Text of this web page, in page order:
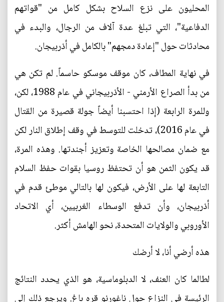
المحليون على نزع السلاح بشكل كامل من "قواتهم
الدفاعية"، التي تبلغ عدة آلاف من الرجال، والبدء في
محادثات حول "إعادة دمجهم" بالكامل في أذربيجان.
في نهاية المطاف، كان موقف موسكو حاسماً. لم تكن هي
من بدأ الصراع الأرمني - الأذربيجاني في عام 1988، لكن،
وللمرة الرابعة (إذا احتسبنا أيضاً جولة قصيرة من القتال
في عام 2016)، تدخلت للتوسط في وقف إطلاق النار لكن
مع ضمان مصالحها الخاصة وتعزيز أجندتها. وهذه المرة،
قد يكون الثمن هو أن تحتفظ روسيا بقوات حفظ السلام
التابعة لها على الأرض، فيكون لها بالتالي موطئ قدم في
أذربيجان، وأن تدفع الوسطاء الغربيين، أي الاتحاد
الأوروبي والولايات المتحدة، نحو الهامش أكثر.
هذه أرضي أنا، لا أرضك
لطالما كان العنف، لا الدبلوماسية، هو الذي يحدد النتائج